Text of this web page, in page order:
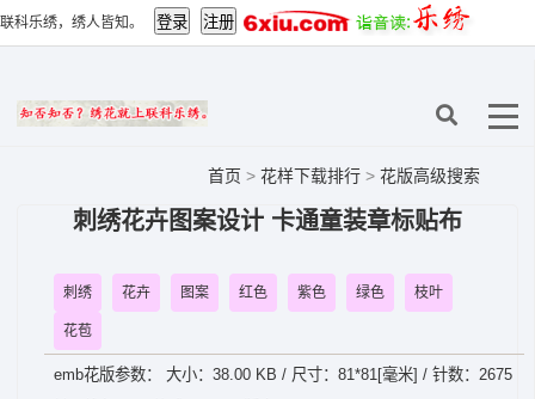
联科乐绣，绣人皆知。
首页 > 花样下载排行 > 花版高级搜索
刺绣花卉图案设计 卡通童装章标贴布
刺绣 花卉 图案 红色 紫色 绿色 枝叶
花苞
emb花版参数： 大小：38.00 KB / 尺寸：81*81[毫米] / 针数：2675